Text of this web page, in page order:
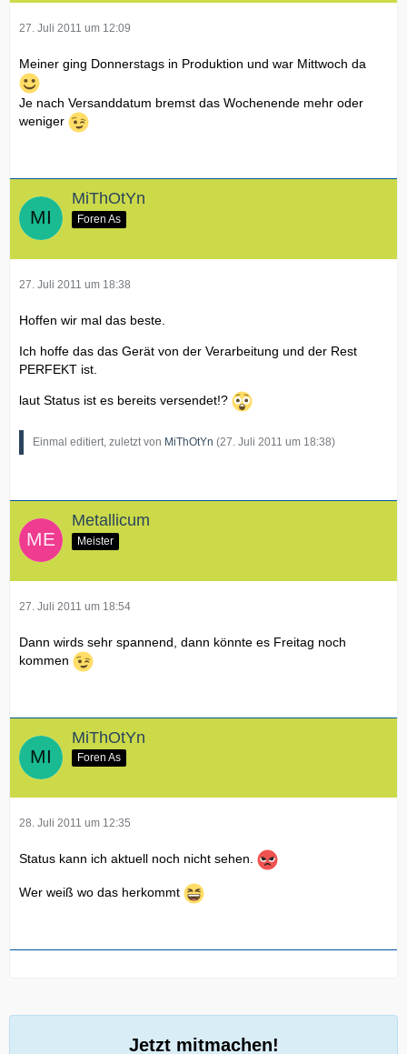
27. Juli 2011 um 12:09
Meiner ging Donnerstags in Produktion und war Mittwoch da
Je nach Versanddatum bremst das Wochenende mehr oder
weniger
MiThOtYn
Foren As
27. Juli 2011 um 18:38
Hoffen wir mal das beste.
Ich hoffe das das Gerät von der Verarbeitung und der Rest
PERFEKT ist.
laut Status ist es bereits versendet!?
Einmal editiert, zuletzt von MiThOtYn (27. Juli 2011 um 18:38)
Metallicum
Meister
27. Juli 2011 um 18:54
Dann wirds sehr spannend, dann könnte es Freitag noch
kommen
MiThOtYn
Foren As
28. Juli 2011 um 12:35
Status kann ich aktuell noch nicht sehen.
Wer weiß wo das herkommt
Jetzt mitmachen!